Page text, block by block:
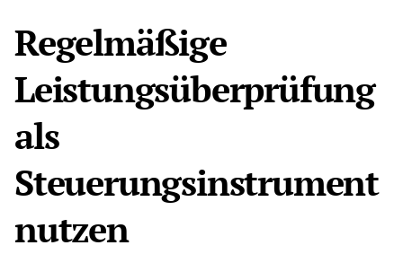
Regelmäßige
Leistungsüberprüfung
als
Steuerungsinstrument
nutzen